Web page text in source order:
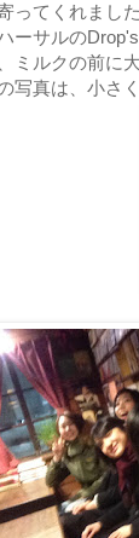
ってくれまし
ーサルのDrop's
ミルクの前に
写真は、小さ